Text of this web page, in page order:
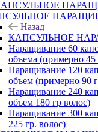
Назад
КАПСУЛЬНОЕ
Наращивание 60
объема (примерно 45
Наращивание 120
объем (примерно 90
Наращивание 240
объем 180 гр волос)
Наращивание 300
225 гр. волос)